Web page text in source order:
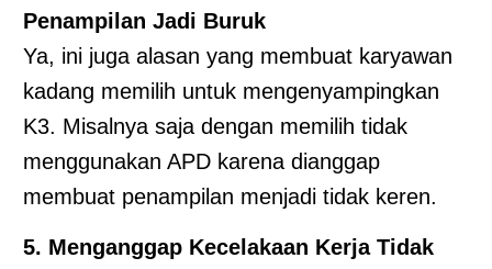
Penampilan Jadi Buruk
Ya, ini juga alasan yang membuat karyawan
kadang memilih untuk mengenyampingkan
K3. Misalnya saja dengan memilih tidak
menggunakan APD karena dianggap
membuat penampilan menjadi tidak keren.
5. Menganggap Kecelakaan Kerja Tidak